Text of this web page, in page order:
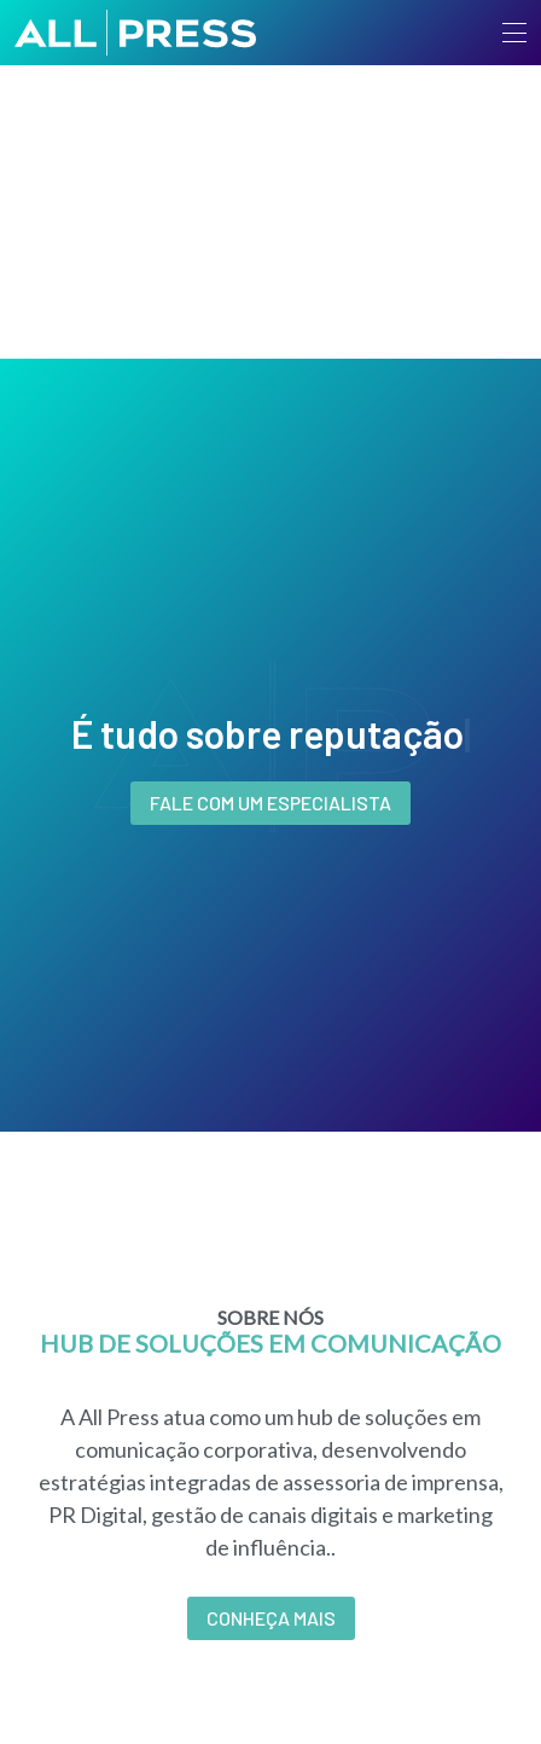
É tudo sobre re|
FALE COM UM ESPECIALISTA
SOBRE NÓS
HUB DE SOLUÇÕES EM COMUNICAÇÃO
A All Press atua como um hub de soluções em
comunicação corporativa, desenvolvendo
estratégias integradas de assessoria de imprensa,
PR Digital, gestão de canais digitais e marketing
de influência..
CONHEÇA MAIS